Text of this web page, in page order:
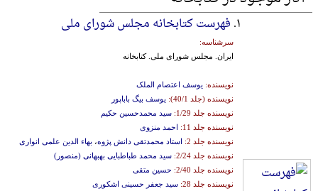
۱. فهرست کتابخانه مجلس شورای ملی
سرشناسه:
ایران‌. مجلس‌ شورای‌ ملی‌. کتابخانه‌
نویسنده: یوسف اعتصام الملک
نویسنده (جلد 40/1):
یوسف بیگ باباپور
نویسنده جلد 1/29:
سید محمدحسین حکیم
نویسنده جلد 11:
احمد منزوی
نویسنده جلد 2:
استاد محمدتقی دانش پژوه، بهاء الدین علمی انواری
نویسنده جلد 2/24:
سید محمد طباطبایی بهبهانی (منصور)
نویسنده جلد 2/40:
حسین متقی
نویسنده جلد 28:
سید جعفر حسینی اشکوری